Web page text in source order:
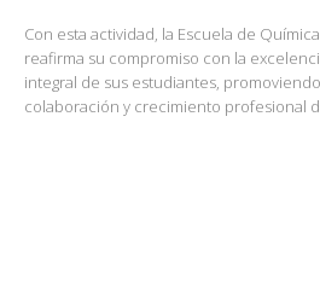
Con esta actividad, la Escuela de
reafirma su compromiso con la
integral de sus estudiantes,
colaboración y crecimiento profesional